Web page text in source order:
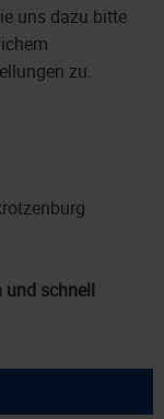
uns dazu bitte
zu.
und schnell